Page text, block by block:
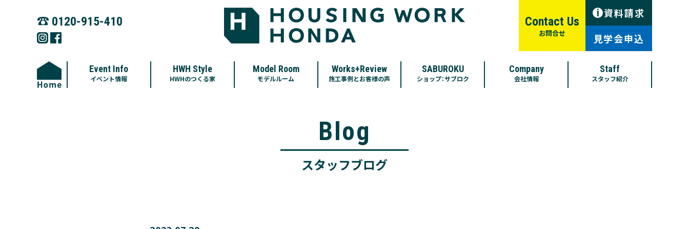
☎︎ 0120-915-410 Contact Us
お問合せ
i 資料請求
見学会申込
Event Info
イベント情報
HWH Style
HWHのつくる家
Model Room
モデルルーム
Works+Review
施工事例とお客様の声
SABUROKU
ショップ：サブロク
Company
会社情報
Staff
スタッフ紹介
Blog
スタッフブログ